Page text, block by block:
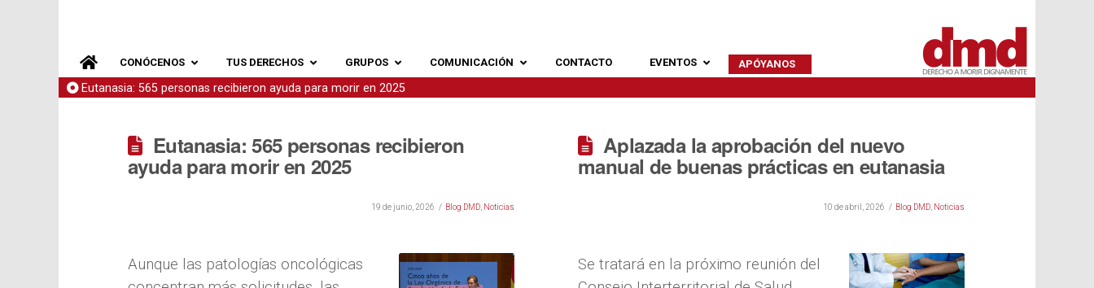
CONÓCENOS TUS DERECHOS GRUPOS COMUNICACIÓN CONTACTO EVENTOS APÓYANOS
Eutanasia: 565 personas recibieron ayuda para morir en 2025
Eutanasia: 565 personas recibieron
ayuda para morir en 2025
19 de junio, 2026 Blog DMD Noticias
Aunque las patologías oncológicas
Aplazada la aprobación del nuevo
manual de buenas prácticas en eutanasia
10 de abril, 2026 Blog DMD Noticias
Se tratará en la próximo reunión del